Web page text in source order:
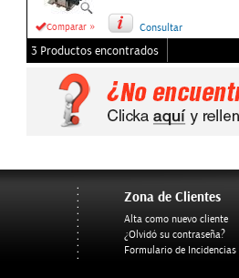
Comparar » Consultar
3 Productos encontrados
Zona de Clientes
Alta como nuevo cliente
¿Olvidó su contraseña?
Formulario de Incidencias